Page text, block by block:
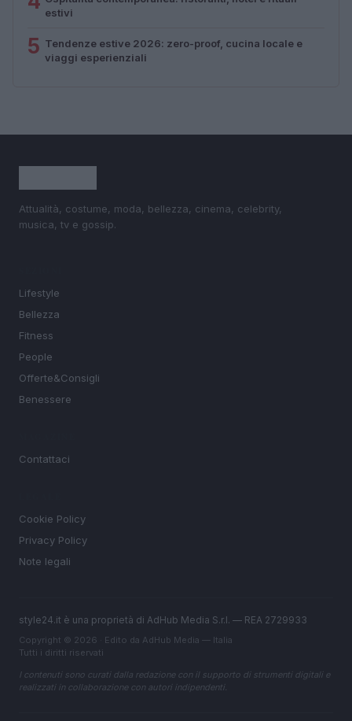
estivi
5 Tendenze estive 2026: zero-proof, cucina locale e
viaggi esperienziali
Attualità, costume, moda, bellezza, cinema, celebrity,
musica, tv e gossip.
Lifestyle
Bellezza
Fitness
People
Offerte&Consigli
Benessere
Contattaci
Cookie Policy
Privacy Policy
Note legali
style24.it è una proprietà di AdHub Media S.r.l. — REA 2729933
Copyright © 2026 · Edito da AdHub Media — Italia
Tutti i diritti riservati
I contenuti sono curati dalla redazione con il supporto di strumenti digitali e
realizzati in collaborazione con autori indipendenti.